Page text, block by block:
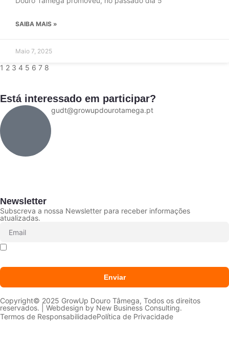
SAIBA MAIS »
Maio 7, 2025
1 2 3 4 5 6 7 8
Está interessado em participar?
gudt@growupdourotamega.pt
Newsletter
Subscreva a nossa Newsletter para receber informações
atualizadas.
Enviar
Copyright© 2025 GrowUp Douro Tâmega, Todos os direitos
reservados. | Webdesign by New Business Consulting.
Termos de ResponsabilidadePolítica de Privacidade